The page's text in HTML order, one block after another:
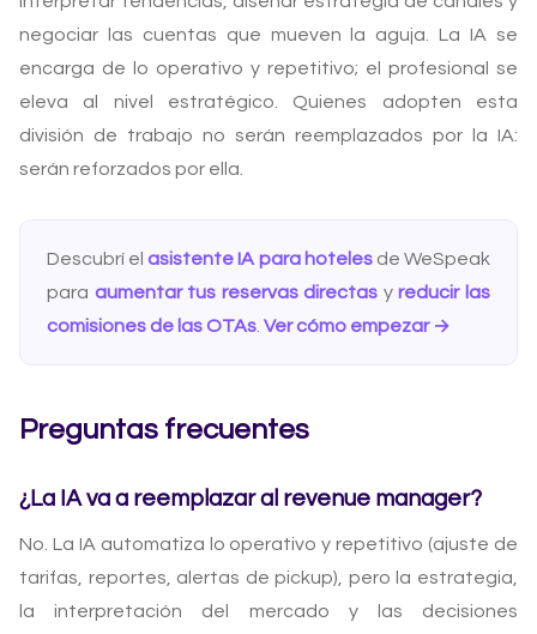
negociar las cuentas que mueven la aguja. La IA se
encarga de lo operativo y repetitivo; el profesional se
eleva al nivel estratégico. Quienes adopten esta
división de trabajo no serán reemplazados por la IA:
serán reforzados por ella.
Descubrí elasistente IA para hotelesde WeSpeak
para aumentar tus reservas directas yreducir las
comisiones de las OTAs Ver cómo empezar →
Preguntas frecuentes
¿La IA va a reemplazar al revenue manager?
No. La IA automatiza lo operativo y repetitivo (ajuste de
tarifas, reportes, alertas de pickup), pero la estrategia,
la interpretación del mercado y las decisiones